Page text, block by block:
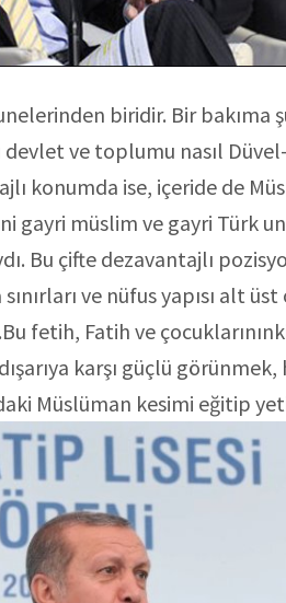
biridir. Bir bakıma
devlet ve toplumu nasıl
konumda ise, içeride de
gayri müslim ve gayri Türk
Bu çifte dezavantajlı
ve nüfus yapısı alt
fetih, Fatih ve
karşı güçlü
Müslüman kesimi eğitip